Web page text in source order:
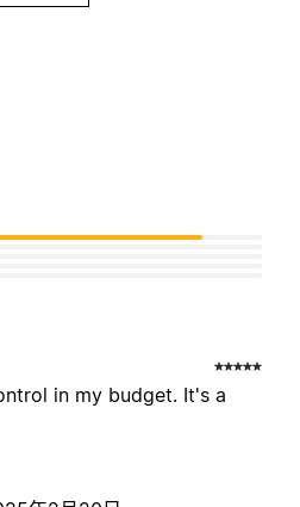
in my budget. It's a